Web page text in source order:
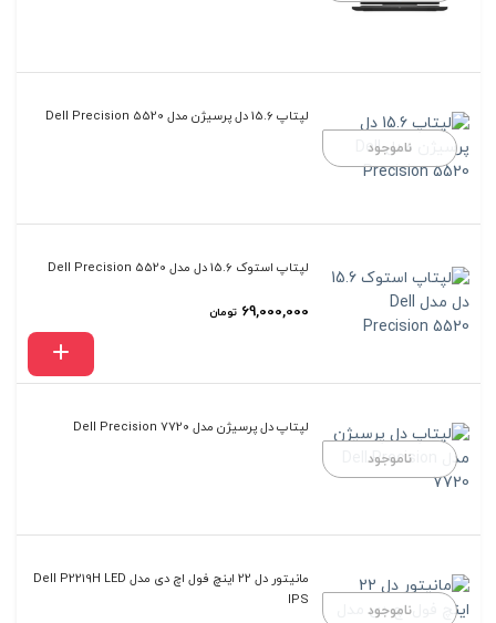
ناموجود
لپتاپ 15.6 دل پرسیژن مدل Dell Precision 5520
لپتاپ استوک 15.6 دل مدل Dell Precision 5520
69,000,000 تومان
ناموجود
لپتاپ دل پرسیژن مدل Dell Precision 7720
ناموجود
مانیتور دل 22 اینچ فول اچ دی مدل Dell P2219H LED
IPS